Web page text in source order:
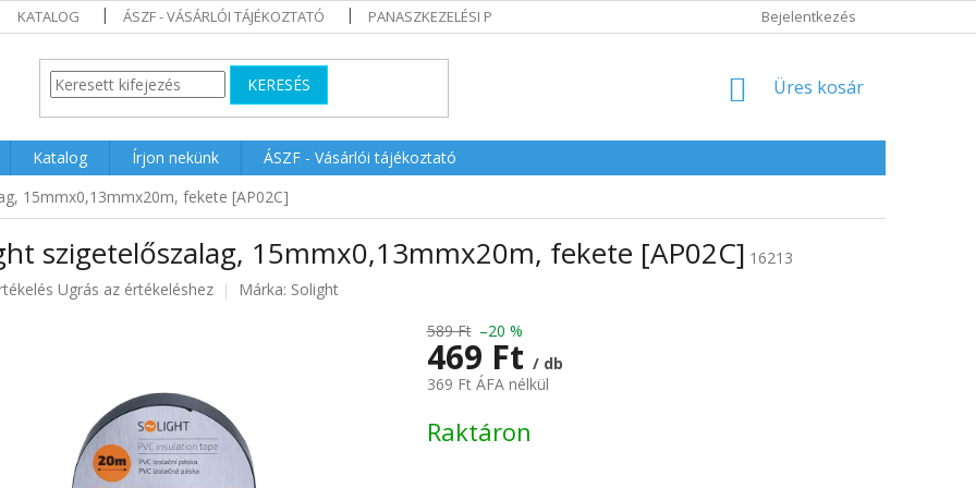
KATALOG ÁSZF - VÁSÁRLÓI TÁJÉKOZTATÓ PANASZKEZELÉSI POLITIKA Bejelentkezés
KERESÉS KOSÁR
Üres kosár
Katalog Írjon nekünk
ÁSZF - Vásárlói tájékoztató
15mmx0,13mmx20m, fekete [AP02C]
szigetelőszalag, 15mmx0,13mmx20m, fekete [AP02C] 16213
Ugrás az értékeléshez Márka: Solight
589 Ft –20 %
469 Ft / db
369 Ft ÁFA nélkül
Raktáron